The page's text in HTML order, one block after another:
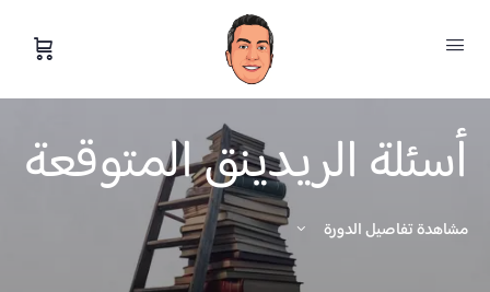
أسئلة الريدينق المتوقعة
مشاهدة تفاصيل الدورة